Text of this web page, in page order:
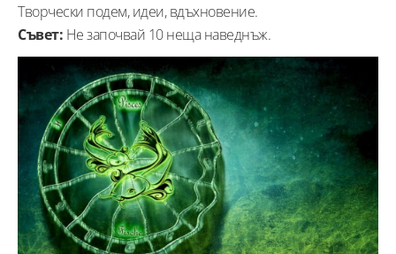
Творчески подем, идеи, вдъхновение.
Съвет: Не започвай 10 неща наведнъж.